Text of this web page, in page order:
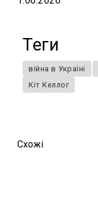
Теги
війна в Україні
Кіт Келлог
Схожi